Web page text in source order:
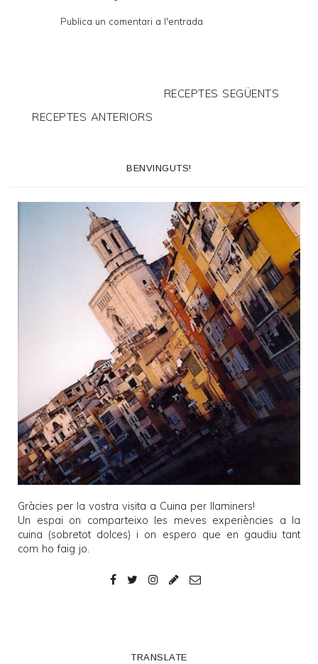
Publica un comentari a l'entrada
RECEPTES SEGÜENTS
RECEPTES ANTERIORS
BENVINGUTS!
Gràcies per la vostra visita a Cuina per llaminers!
Un espai on comparteixo les meves experiències a la
cuina (sobretot dolces) i on espero que en gaudiu tant
com ho faig jo.
TRANSLATE